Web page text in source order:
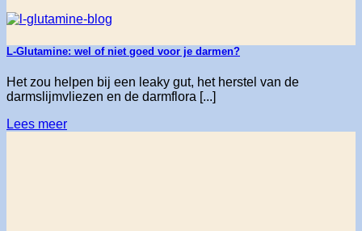
L-Glutamine: wel of niet goed voor je darmen?
Het zou helpen bij een leaky gut, het herstel van de
darmslijmvliezen en de darmflora [...]
Lees meer